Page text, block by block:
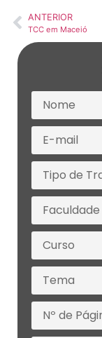
ANTERIOR
TCC em Maceió